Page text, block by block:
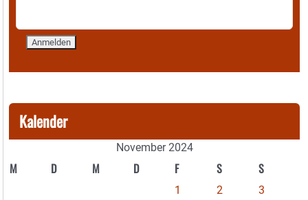
Kalender
November 2024
M D M D F S S
1 2
3